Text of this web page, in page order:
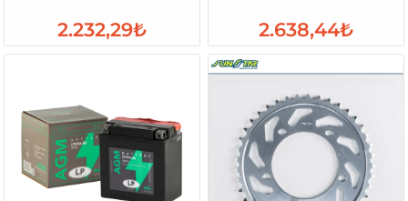
2.232,29₺ 2.638,44₺